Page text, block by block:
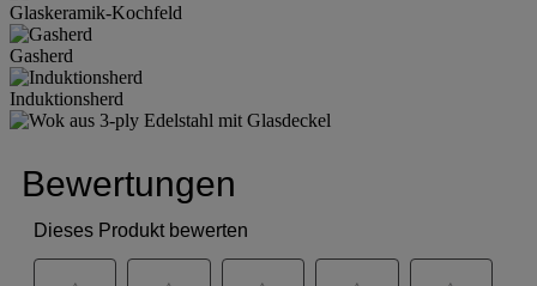
Glaskeramik-Kochfeld
Gasherd
Induktionsherd